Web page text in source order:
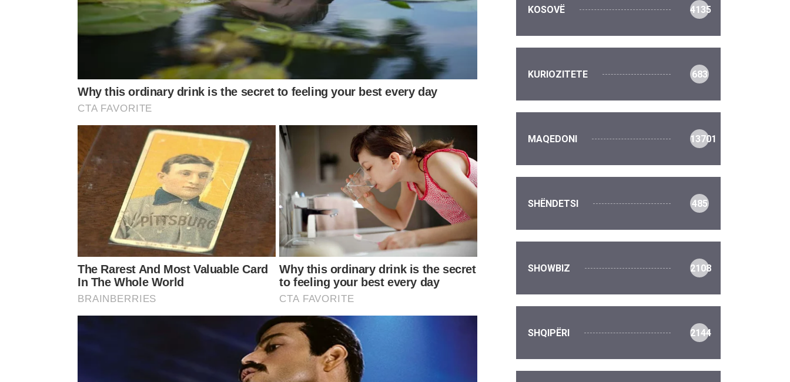
KOSOVË 4135
KURIOZITETE 683
MAQEDONI 13701
SHËNDETSI 485
SHOWBIZ 2108
SHQIPËRI 2144